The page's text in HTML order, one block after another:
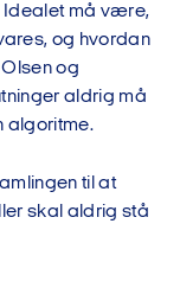
Idealet må være,
og hvordan
og
aldrig må
algoritme.
til at
skal aldrig stå